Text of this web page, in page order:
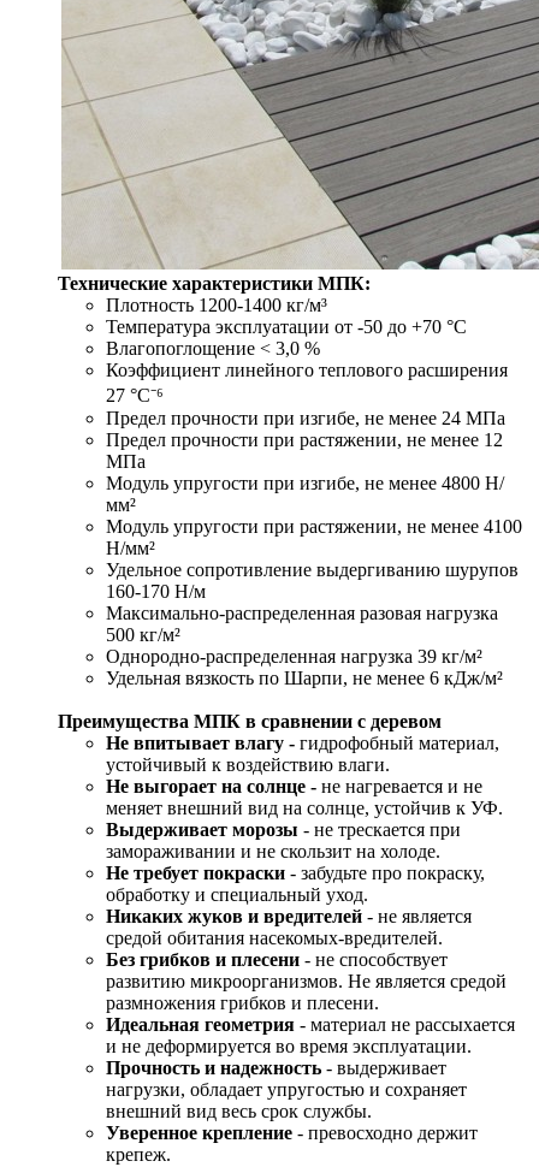
Технические характеристики МПК:
Плотность 1200-1400 кг/м³
Температура эксплуатации от -50 до +70 °С
Влагопоглощение < 3,0 %
Коэффициент линейного теплового расширения
27 °С⁻⁶
Предел прочности при изгибе, не менее 24 МПа
Предел прочности при растяжении, не менее 12
МПа
Модуль упругости при изгибе, не менее 4800 Н/
мм²
Модуль упругости при растяжении, не менее 4100
Н/мм²
Удельное сопротивление выдергиванию шурупов
160-170 Н/м
Максимально-распределенная разовая нагрузка
500 кг/м²
Однородно-распределенная нагрузка 39 кг/м²
Удельная вязкость по Шарпи, не менее 6 кДж/м²
Преимущества МПК в сравнении с деревом
Не впитывает влагу - гидрофобный материал,
устойчивый к воздействию влаги.
Не выгорает на солнце - не нагревается и не
меняет внешний вид на солнце, устойчив к УФ.
Выдерживает морозы - не трескается при
замораживании и не скользит на холоде.
Не требует покраски - забудьте про покраску,
обработку и специальный уход.
Никаких жуков и вредителей - не является
средой обитания насекомых-вредителей.
Без грибков и плесени - не способствует
развитию микроорганизмов. Не является средой
размножения грибков и плесени.
Идеальная геометрия - материал не рассыхается
и не деформируется во время эксплуатации.
Прочность и надежность - выдерживает
нагрузки, обладает упругостью и сохраняет
внешний вид весь срок службы.
Уверенное крепление - превосходно держит
крепеж.